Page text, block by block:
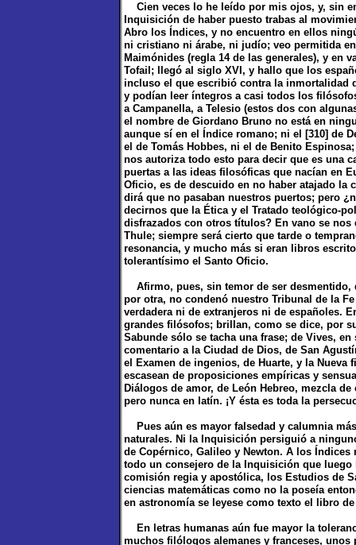
Cien veces lo he leído por mis ojos, y, sin
Inquisición de haber puesto trabas al
Abro los Índices, y no encuentro en ellos
ni cristiano ni árabe, ni judío; veo permitida
Maimónides (regla 14 de las generales), y en
Tofail; llegó al siglo XVI, y hallo que los
incluso el que escribió contra la inmortalidad
y podían leer íntegros a casi todos los
a Campanella, a Telesio (estos dos con
el nombre de Giordano Bruno no está en
aunque sí en el Índice romano; ni el [310] de
el de Tomás Hobbes, ni el de Benito
nos autoriza todo esto para decir que es una
puertas a las ideas filosóficas que nacían en
Oficio, es de descuido en no haber atajado
dirá que no pasaban nuestros puertos; pero
decirnos que la Ética y el Tratado teológico-
disfrazados con otros títulos? En vano se
Thule; siempre será cierto que tarde o
resonancia, y mucho más si eran libros
tolerantísimo el Santo Oficio.
Afirmo, pues, sin temor de ser desmentido,
por otra, no condenó nuestro Tribunal de la
verdadera ni de extranjeros ni de españoles.
grandes filósofos; brillan, como se dice, por
Sabunde sólo se tacha una frase; de Vives,
comentario a la Ciudad de Dios, de San
el Examen de ingenios, de Huarte, y la Nueva
escasean de proposiciones empíricas y
Diálogos de amor, de León Hebreo, mezcla
pero nunca en latín. ¡Y ésta es toda la
Pues aún es mayor falsedad y calumnia
naturales. Ni la Inquisición persiguió a
de Copérnico, Galileo y Newton. A los
todo un consejero de la Inquisición que
comisión regia y apostólica, los Estudios de
ciencias matemáticas como no la poseía
en astronomía se leyese como texto el libro
En letras humanas aún fue mayor la
muchos filólogos alemanes y franceses,